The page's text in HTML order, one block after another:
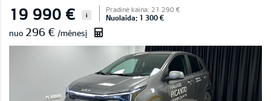
19 990 € i
Pradinė kaina: 21 290 €
Nuolaida: 1 300 €
nuo 296 € /mėnesį